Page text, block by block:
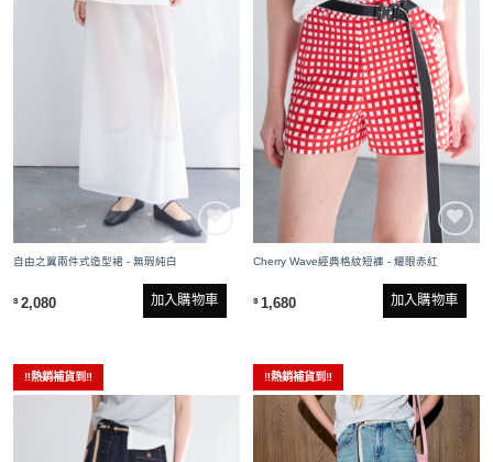
自由之翼兩件式造型裙 - 無瑕純白
$ 2,080 加入購物車
Cherry Wave經典格紋短褲 - 耀眼赤紅
$ 1,680 加入購物車
‼️熱銷補貨到‼️ ‼️熱銷補貨到‼️